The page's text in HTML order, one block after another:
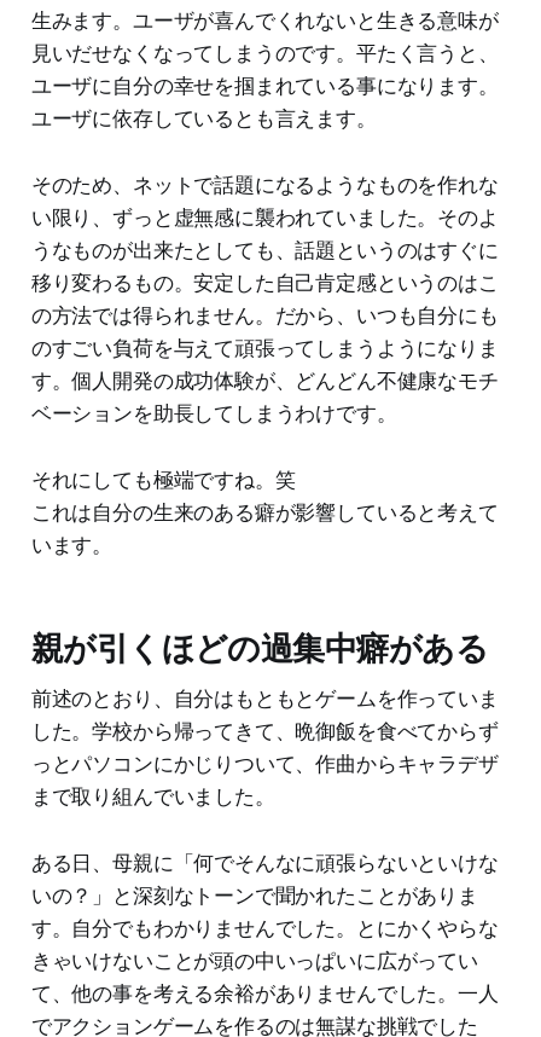
生みます。ユーザが喜んでくれないと生きる意味が
見いだせなくなってしまうのです。平たく言うと、
ユーザに自分の幸せを掴まれている事になります。
ユーザに依存しているとも言えます。
そのため、ネットで話題になるようなものを作れな
い限り、ずっと虚無感に襲われていました。そのよ
うなものが出来たとしても、話題というのはすぐに
移り変わるもの。安定した自己肯定感というのはこ
の方法では得られません。だから、いつも自分にも
のすごい負荷を与えて頑張ってしまうようになりま
す。個人開発の成功体験が、どんどん不健康なモチ
ベーションを助長してしまうわけです。
それにしても極端ですね。笑
これは自分の生来のある癖が影響していると考えて
います。
親が引くほどの過集中癖がある
前述のとおり、自分はもともとゲームを作っていま
した。学校から帰ってきて、晩御飯を食べてからず
っとパソコンにかじりついて、作曲からキャラデザ
まで取り組んでいました。
ある日、母親に「何でそんなに頑張らないといけな
いの？」と深刻なトーンで聞かれたことがありま
す。自分でもわかりませんでした。とにかくやらな
きゃいけないことが頭の中いっぱいに広がってい
て、他の事を考える余裕がありませんでした。一人
でアクションゲームを作るのは無謀な挑戦でした